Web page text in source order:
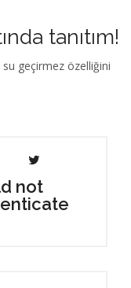
tanıtım!
su geçirmez özelliğini
not